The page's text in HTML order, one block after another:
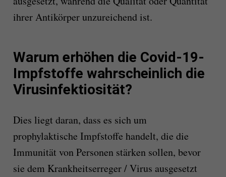
ihrer Antikörper unzureichend ist.
Warum erhöhen die Covid-19-
Impfstoffe wahrscheinlich die
Virusinfektiosität?
Dies liegt daran, dass es sich um
prophylaktische Impfstoffe handelt, die die
Immunität von Personen stärken sollen, bevor
sie dem Krankheitserreger / Virus ausgesetzt